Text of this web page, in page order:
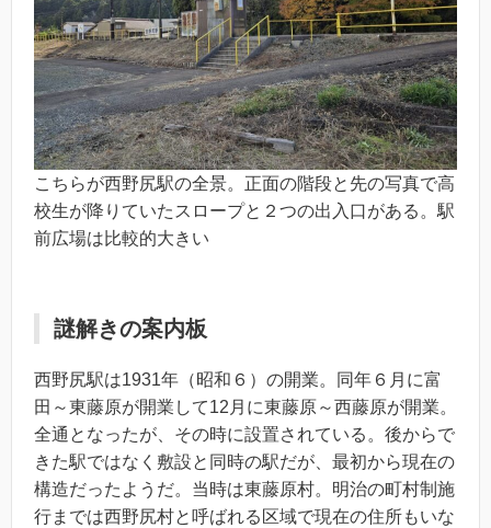
こちらが西野尻駅の全景。正面の階段と先の写真で高
校生が降りていたスロープと２つの出入口がある。駅
前広場は比較的大きい
謎解きの案内板
西野尻駅は1931年（昭和６）の開業。同年６月に富
田～東藤原が開業して12月に東藤原～西藤原が開業。
全通となったが、その時に設置されている。後からで
きた駅ではなく敷設と同時の駅だが、最初から現在の
構造だったようだ。当時は東藤原村。明治の町村制施
行までは西野尻村と呼ばれる区域で現在の住所もいな